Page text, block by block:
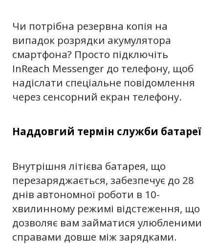
Чи потрібна резервна копія на
випадок розрядки акумулятора
смартфона? Просто підключіть
InReach Messenger до телефону, щоб
надіслати спеціальне повідомлення
через сенсорний екран телефону.
Наддовгий термін служби батареї
Внутрішня літієва батарея, що
перезаряджається, забезпечує до 28
днів автономної роботи в 10-
хвилинному режимі відстеження, що
дозволяє вам займатися улюбленими
справами довше між зарядками.